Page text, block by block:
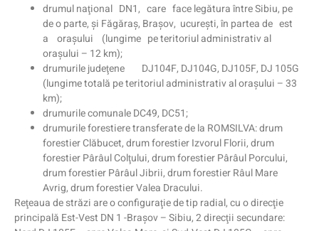
drumul naţional DN1, care face legătura între Sibiu, pe
de o parte, şi Făgăraş, Braşov, ucureşti, în partea de est
a oraşului (lungime pe teritoriul administrativ al
oraşului – 12 km);
drumurile judeţene DJ104F, DJ104G, DJ105F, DJ 105G
(lungime totală pe teritoriul administrativ al oraşului – 33
km);
drumurile comunale DC49, DC51;
drumurile forestiere transferate de la ROMSILVA: drum
forestier Clăbucet, drum forestier Izvorul Florii, drum
forestier Pârâul Colţului, drum forestier Pârâul Porcului,
drum forestier Pârâul Jibrii, drum forestier Râul Mare
Avrig, drum forestier Valea Dracului.
Reţeaua de străzi are o configuraţie de tip radial, cu o direcţie
principală Est-Vest DN 1 -Braşov – Sibiu, 2 direcţii secundare: